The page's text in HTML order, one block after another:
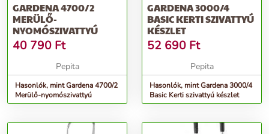
GARDENA 4700/2
MERÜLŐ-
NYOMÓSZIVATTYÚ
40 790 Ft
Pepita
Hasonlók, mint Gardena 4700/2
Merülő-nyomószivattyú
GARDENA 3000/4
BASIC KERTI SZIVATTYÚ
KÉSZLET
52 690 Ft
Pepita
Hasonlók, mint Gardena 3000/4
Basic Kerti szivattyú készlet